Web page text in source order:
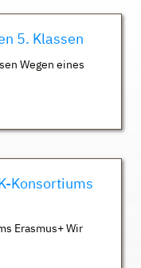
5. Klassen
Wegen eines
Konsortiums
Erasmus+ Wir